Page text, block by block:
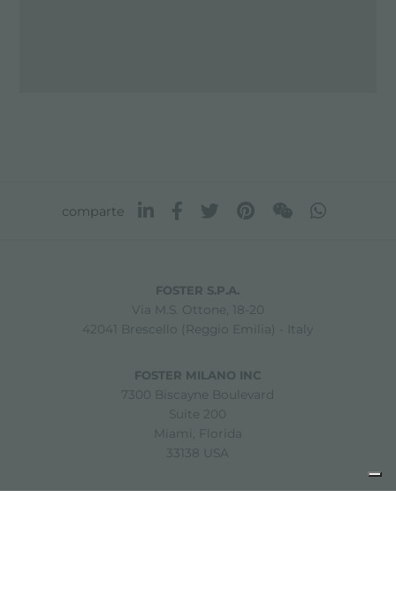
comparte
FOSTER S.P.A.
Via M.S. Ottone, 18-20
42041 Brescello (Reggio Emilia) - Italy
FOSTER MILANO INC
7300 Biscayne Boulevard
Suite 200
Miami, Florida
33138 USA